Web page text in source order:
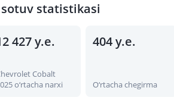
statistikasi
427 у.е.
Cobalt
o‘rtacha narxi
404 у.е.
O‘rtacha chegirma